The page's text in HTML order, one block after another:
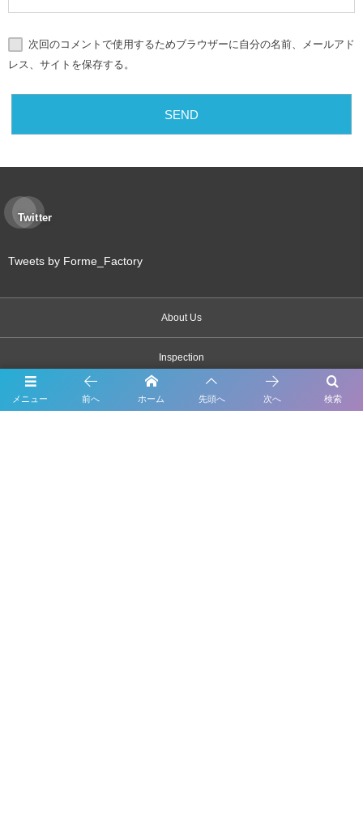
次回のコメントで使用するためブラウザーに自分の名前、メールアド
レス、サイトを保存する。
Twitter
Tweets by Forme_Factory
About Us
Inspection
Maintenance
メニュー 検索
前へ ホーム 先頭へ 次へ